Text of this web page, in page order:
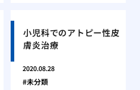
小児科でのアトピー性皮
膚炎治療
2020.08.28
未分類